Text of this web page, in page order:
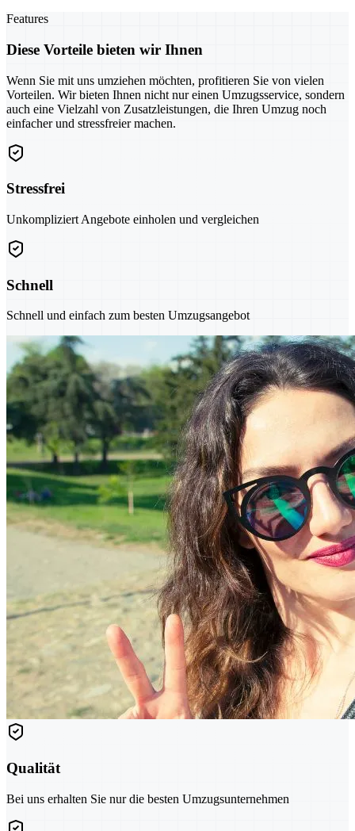
Features
Diese Vorteile bieten wir Ihnen
Wenn Sie mit uns umziehen möchten, profitieren Sie von vielen
Vorteilen. Wir bieten Ihnen nicht nur einen Umzugsservice, sondern
auch eine Vielzahl von Zusatzleistungen, die Ihren Umzug noch
einfacher und stressfreier machen.
Stressfrei
Unkompliziert Angebote einholen und vergleichen
Schnell
Schnell und einfach zum besten Umzugsangebot
Qualität
Bei uns erhalten Sie nur die besten Umzugsunternehmen